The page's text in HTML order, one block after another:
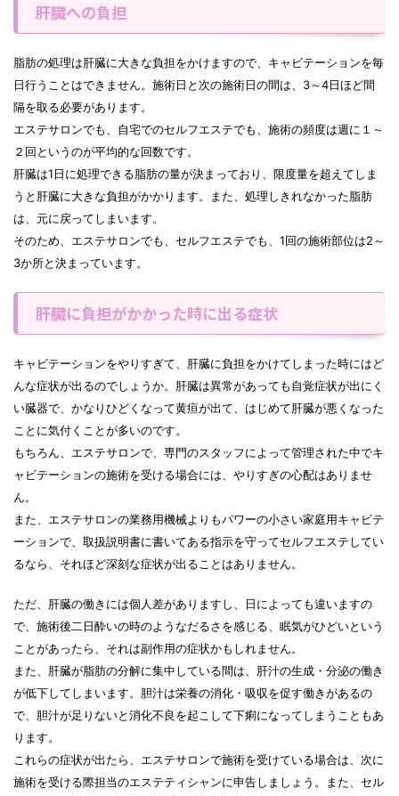
肝臓への負担
脂肪の処理は肝臓に大きな負担をかけますので、キャビテーションを毎
日行うことはできません。施術日と次の施術日の間は、3～4日ほど間
隔を取る必要があります。
エステサロンでも、自宅でのセルフエステでも、施術の頻度は週に１～
２回というのが平均的な回数です。
肝臓は1日に処理できる脂肪の量が決まっており、限度量を超えてしま
うと肝臓に大きな負担がかかります。また、処理しきれなかった脂肪
は、元に戻ってしまいます。
そのため、エステサロンでも、セルフエステでも、1回の施術部位は2～
3か所と決まっています。
肝臓に負担がかかった時に出る症状
キャビテーションをやりすぎて、肝臓に負担をかけてしまった時にはど
んな症状が出るのでしょうか。肝臓は異常があっても自覚症状が出にく
い臓器で、かなりひどくなって黄疸が出て、はじめて肝臓が悪くなった
ことに気付くことが多いのです。
もちろん、エステサロンで、専門のスタッフによって管理された中でキ
ャビテーションの施術を受ける場合には、やりすぎの心配はありませ
ん。
また、エステサロンの業務用機械よりもパワーの小さい家庭用キャビテ
ーションで、取扱説明書に書いてある指示を守ってセルフエステしてい
るなら、それほど深刻な症状が出ることはありません。
ただ、肝臓の働きには個人差がありますし、日によっても違いますの
で、施術後二日酔いの時のようなだるさを感じる、眠気がひどいという
ことがあったら、それは副作用の症状かもしれません。
また、肝臓が脂肪の分解に集中している間は、肝汁の生成・分泌の働き
が低下してしまいます。胆汁は栄養の消化・吸収を促す働きがあるの
で、胆汁が足りないと消化不良を起こして下痢になってしまうこともあ
ります。
これらの症状が出たら、エステサロンで施術を受けている場合は、次に
施術を受ける際担当のエステティシャンに申告しましょう。また、セル